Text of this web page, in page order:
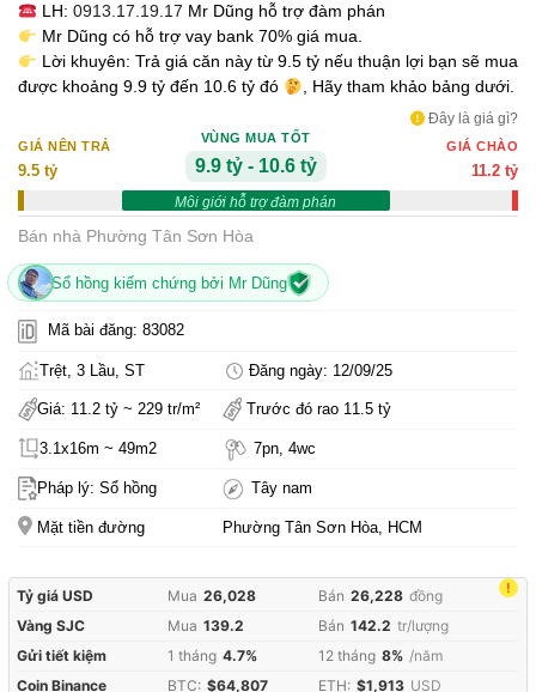
LH: 0913.17.19.17 Mr Dũng hỗ trợ đàm phán
Mr Dũng có hỗ trợ vay bank 70% giá mua.
Lời khuyên: Trả giá căn này từ 9.5 tỷ nếu thuận lợi bạn sẽ mua
được khoảng 9.9 tỷ đến 10.6 tỷ đó
, Hãy tham khảo bảng dưới.
Đây là giá gì?
GIÁ NÊN TRẢ
9.5 tỷ
VÙNG MUA TỐT
9.9 tỷ - 10.6 tỷ
Môi giới hỗ trợ đàm phán
GIÁ CHÀO
11.2 tỷ
Bán nhà Phường Tân Sơn Hòa
Sổ hồng kiểm chứng bởi Mr Dũng
Mã bài đăng: 83082
Trệt, 3 Lầu, ST Đăng ngày: 12/09/25
Giá: 11.2 tỷ ~ 229 tr/m² Trước đó rao 11.5 tỷ
3.1x16m ~ 49m2 7pn, 4wc
Pháp lý: Sổ hồng Tây nam
Mặt tiền đường Phường Tân Sơn Hòa, HCM
!
Tỷ giá USD Mua 26,028 Bán 26,228 đồng
Vàng SJC
Mua 139.2 Bán 142.2 tr/lượng
Gửi tiết kiệm
1 tháng 4.7% 12 tháng 8% /năm
Coin Binance
BTC: $64,807 ETH: $1,913 USD